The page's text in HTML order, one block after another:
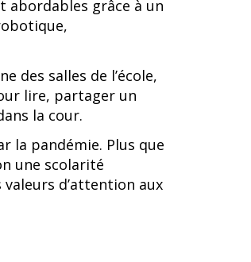
abordables grâce à un
des salles de l’école,
lire, partager un
la cour.
la pandémie. Plus que
une scolarité
d’attention aux